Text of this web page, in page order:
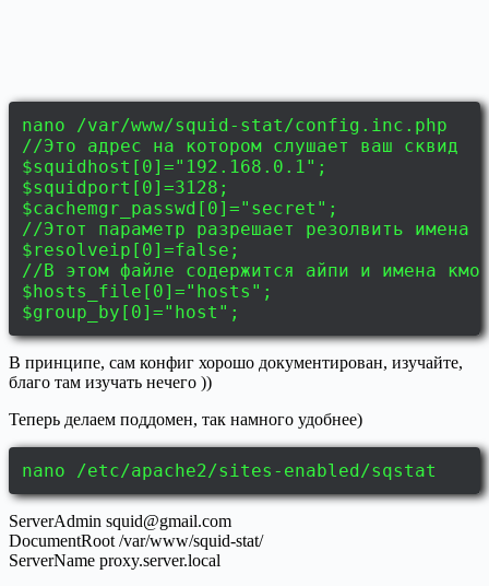
nano /var/www/squid-stat/config.inc.php
//Это адрес на котором слушает ваш сквид
$squidhost[0]="192.168.0.1";
$squidport[0]=3128;
$cachemgr_passwd[0]="secret";
//Этот параметр разрешает резолвить имена
$resolveip[0]=false;
//В этом файле содержится айпи и имена
$hosts_file[0]="hosts";
$group_by[0]="host";
В принципе, сам конфиг хорошо документирован, изучайте,
благо там изучать нечего ))
Теперь делаем поддомен, так намного удобнее)
nano /etc/apache2/sites-enabled/sqstat
ServerAdmin squid@gmail.com
DocumentRoot /var/www/squid-stat/
ServerName proxy.server.local